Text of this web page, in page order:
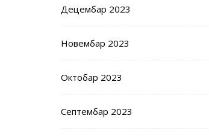
Децембар 2023
Новембар 2023
Октобар 2023
Септембар 2023